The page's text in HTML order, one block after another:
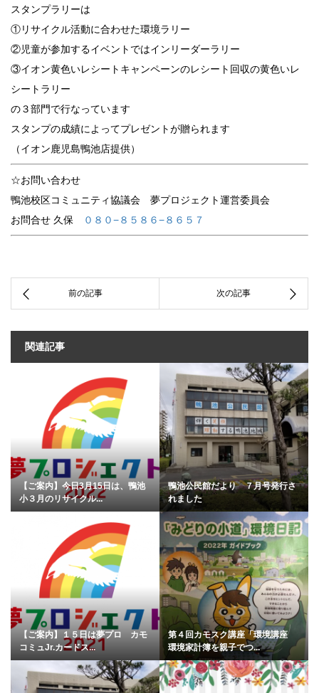
スタンプラリーは
①リサイクル活動に合わせた環境ラリー
②児童が参加するイベントではインリーダーラリー
③イオン黄色いレシートキャンペーンのレシート回収の黄色いレ
シートラリー
の３部門で行なっています
スタンプの成績によってプレゼントが贈られます
（イオン鹿児島鴨池店提供）
☆お問い合わせ
鴨池校区コミュニティ協議会 夢プロジェクト運営委員会
お問合せ 久保
０８０−８５８６−８６５７
関連記事
【ご案内】今日3月15日は、鴨池
小３月のリサイクル...
鴨池公民館だより ７月号発行さ
れました
【ご案内】１５日は夢プロ カモ
コミュJr.カードス...
第４回カモスク講座「環境講座
環境家計簿を親子でつ...